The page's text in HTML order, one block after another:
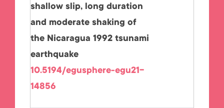
shallow slip, long duration
and moderate shaking of
the Nicaragua 1992 tsunami
earthquake
10.5194/egusphere-egu21-
14856